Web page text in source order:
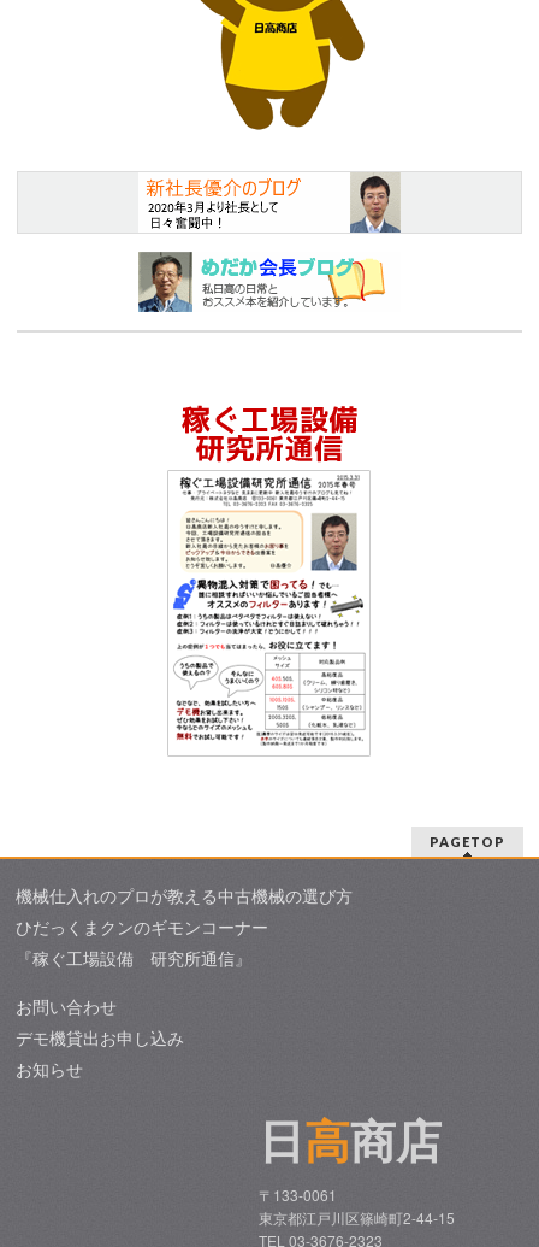
PAGETOP
機械仕入れのプロが教える中古機械の選び方
ひだっくまクンのギモンコーナー
『稼ぐ工場設備 研究所通信』
お問い合わせ
デモ機貸出お申し込み
お知らせ
日高商店
〒133-0061
東京都江戸川区篠崎町2-44-15
TEL 03-3676-2323